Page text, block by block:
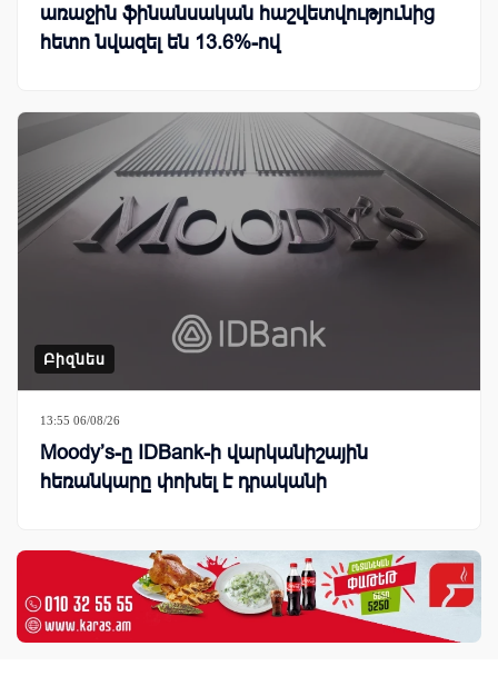
առաջին ֆինանսական հաշվետվությունից
հետո նվազել են 13.6%-ով
Բիզնես
13:55 06/08/26
Moody’s-ը IDBank-ի վարկանիշային
հեռանկարը փոխել է դրականի